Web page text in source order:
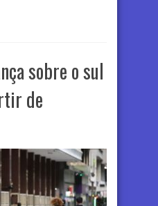
sobre o sul
de